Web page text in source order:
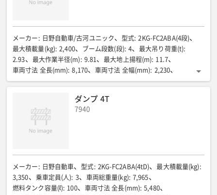
メーカー : 日野自動車/古河ユニック 型式: 2KG-FC2ABA(4段)
最大積載量(kg): 2,400 ブーム段数(段): 4 最大吊り荷重(t):
2.93
最大作業半径(m): 9.81 最大地上揚程(m): 11.7
車両寸法 全長(mm): 8,170 車両寸法 全幅(mm): 2,230
車両寸法 全高(mm): 3,050 荷台寸法 全長(mm): 5,000
燃料タンク容量(ℓ)
ダンプ 4T
7940
メーカー : 日野自動車 型式: 2KG-FC2ABA(4tD) 最大積載量(kg):
3,350
乗車定員(人): 3 車両総重量(kg): 7,965
燃料タンク容量(ℓ): 100 車両寸法 全長(mm): 5,480